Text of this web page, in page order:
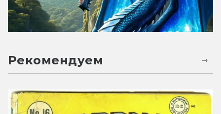
Рекомендуем